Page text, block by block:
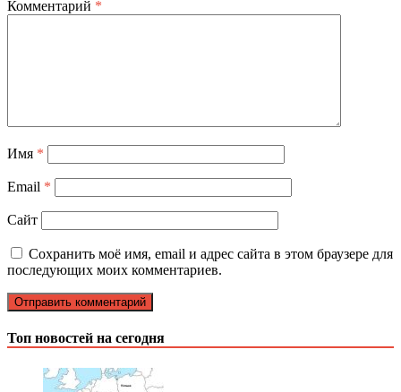
Комментарий *
Имя *
Email *
Сайт
Сохранить моё имя, email и адрес сайта в этом браузере для
последующих моих комментариев.
Топ новостей на сегодня